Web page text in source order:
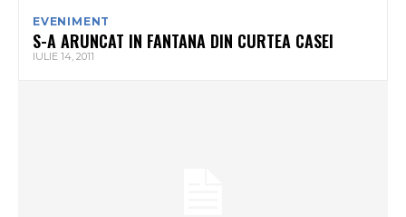
EVENIMENT
S-A ARUNCAT IN FANTANA DIN CURTEA CASEI
IULIE 14, 2011